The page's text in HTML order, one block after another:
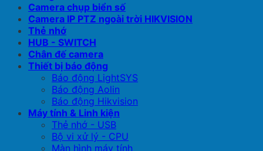
Camera chụp biển số
Camera IP PTZ ngoài trời HIKVISION
Thẻ nhớ
HUB - SWITCH
Chân đế camera
Thiết bị báo động
Báo động LightSYS
Báo động Aolin
Báo động Hikvision
Máy tính & Linh kiện
Thẻ nhớ - USB
Bộ vi xử lý - CPU
Màn hình máy tính